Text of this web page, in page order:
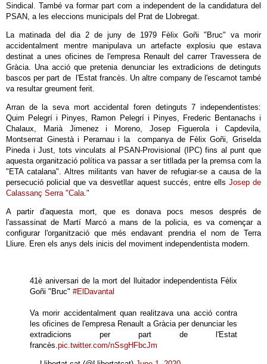
Sindical. També va formar part com a independent de la candidatura del
PSAN, a les eleccions municipals del Prat de Llobregat.
La matinada del dia 2 de juny de 1979 Fèlix Goñi "Bruc" va morir
accidentalment mentre manipulava un artefacte explosiu que estava
destinat a unes oficines de l'empresa Renault del carrer Travessera de
Gràcia. Una acció que pretenia denunciar les extradicions de detinguts
bascos per part de l'Estat francès. Un altre company de l'escamot també
va resultar greument ferit.
Arran de la seva mort accidental foren detinguts 7 independentistes:
Quim Pelegrí i Pinyes, Ramon Pelegrí i Pinyes, Frederic Bentanachs i
Chalaux, Marià Jimenez i Moreno, Josep Figuerola i Capdevila,
Montserrat Ginestà i Perarnau i la companya de Fèlix Goñi, Griselda
Pineda i Just, tots vinculats al PSAN-Provisional (IPC) fins al punt que
aquesta organització política va passar a ser titllada per la premsa com la
"ETA catalana". Altres militants van haver de refugiar-se a causa de la
persecució policial que va desvetllar aquest succés, entre ells Josep de
Calassanç Serra "Cala."
A partir d'aquesta mort, que es donava pocs mesos després de
l'assassinat de Martí Marcó a mans de la policia, es va començar a
configurar l'organització que més endavant prendria el nom de Terra
Lliure. Eren els anys dels inicis del moviment independentista modern.
41è aniversari de la mort del lluitador independentista Fèlix
Goñi "Bruc" #ElDavantal
Va morir accidentalment quan realitzava una acció contra
les oficines de l'empresa Renault a Gràcia per denunciar les
extradicions per part de l'Estat
francès.pic.twitter.com/nSsgHFbcJm